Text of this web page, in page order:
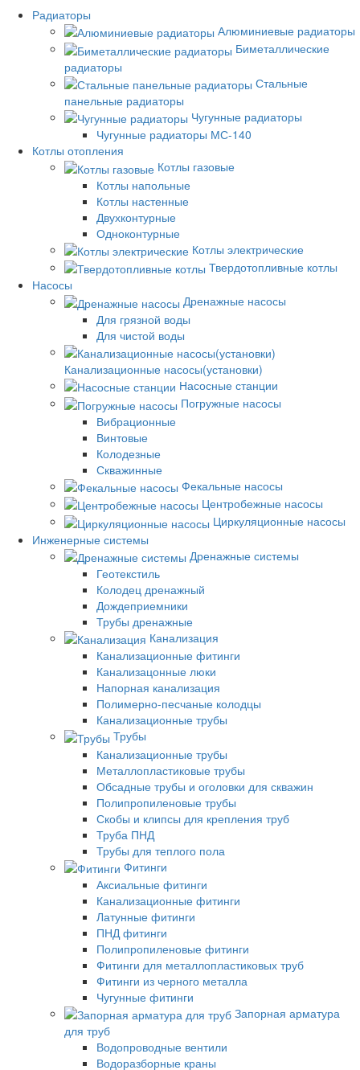
Радиаторы
Алюминиевые радиаторы
Биметаллические
радиаторы
Стальные
панельные радиаторы
Чугунные радиаторы
Чугунные радиаторы МС-140
Котлы отопления
Котлы газовые
Котлы напольные
Котлы настенные
Двухконтурные
Одноконтурные
Котлы электрические
Твердотопливные котлы
Насосы
Дренажные насосы
Для грязной воды
Для чистой воды
Канализационные насосы(установки)
Насосные станции
Погружные насосы
Вибрационные
Винтовые
Колодезные
Скважинные
Фекальные насосы
Центробежные насосы
Циркуляционные насосы
Инженерные системы
Дренажные системы
Геотекстиль
Колодец дренажный
Дождеприемники
Трубы дренажные
Канализация
Канализационные фитинги
Канализацонные люки
Напорная канализация
Полимерно-песчаные колодцы
Канализационные трубы
Трубы
Канализационные трубы
Металлопластиковые трубы
Обсадные трубы и оголовки для скважин
Полипропиленовые трубы
Скобы и клипсы для крепления труб
Труба ПНД
Трубы для теплого пола
Фитинги
Аксиальные фитинги
Канализационные фитинги
Латунные фитинги
ПНД фитинги
Полипропиленовые фитинги
Фитинги для металлопластиковых труб
Фитинги из черного металла
Чугунные фитинги
Запорная арматура
для труб
Водопроводные вентили
Водоразборные краны